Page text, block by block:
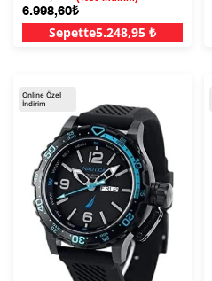
Sepette5.248,95 ₺
6.998,60₺
Online Özel
İndirim